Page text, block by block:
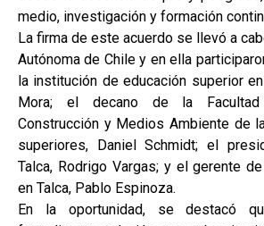
medio, investigación y formación
La firma de este acuerdo se llevó a
Autónoma de Chile y en ella
la institución de educación superior
Mora; el decano de la Facultad
Construcción y Medios Ambiente de
superiores, Daniel Schmidt; el
Talca, Rodrigo Vargas; y el gerente
en Talca, Pablo Espinoza.
En la oportunidad, se destacó